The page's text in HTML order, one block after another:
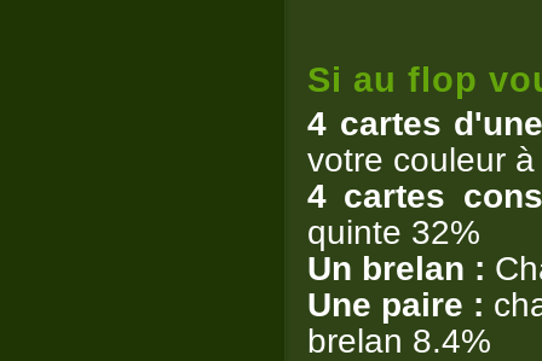
Si au flop
4 cartes
votre couleur
4 cartes
quinte 32%
Un brelan :
Une paire :
brelan 8.4%